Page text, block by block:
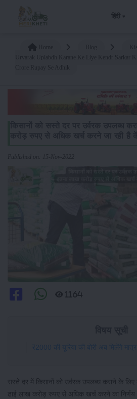
हिंदी
Published on: 15-Nov-2022
1164
₹2000 की यूरिया की बोरी अब मिलेंगे
सस्ते दर में किसानों को उर्वरक उपलब्ध कराने के
ढाई लाख करोड़ रुपए से अधिक खर्च करने का निर्णय